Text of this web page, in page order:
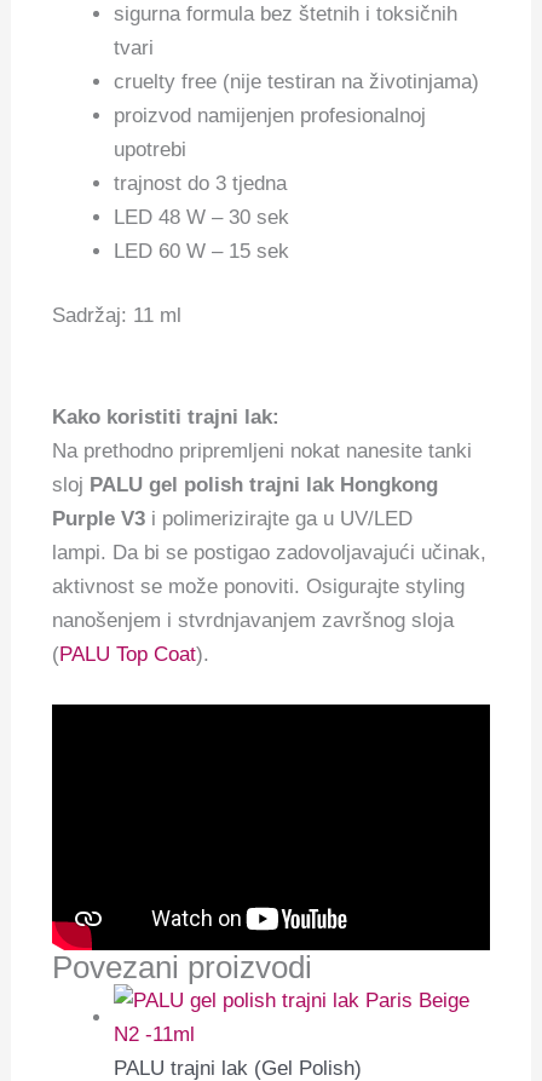
sigurna formula bez štetnih i toksičnih
tvari
cruelty free (nije testiran na životinjama)
proizvod namijenjen profesionalnoj
upotrebi
trajnost do 3 tjedna
LED 48 W – 30 sek
LED 60 W – 15 sek
Sadržaj: 11 ml
Kako koristiti trajni lak:
Na prethodno pripremljeni nokat nanesite tanki
sloj PALU gel polish trajni lak Hongkong
Purple V3 i polimerizirajte ga u UV/LED
lampi. Da bi se postigao zadovoljavajući učinak,
aktivnost se može ponoviti. Osigurajte styling
nanošenjem i stvrdnjavanjem završnog sloja
(PALU Top Coat).
Povezani proizvodi
PALU trajni lak (Gel Polish)